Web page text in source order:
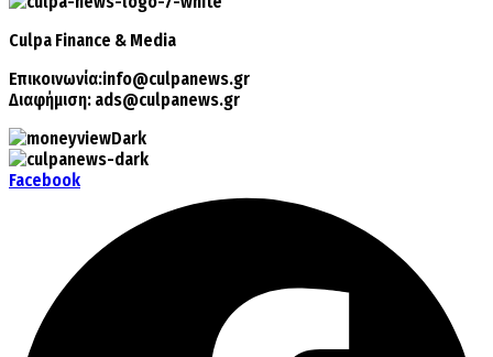
Culpa Finance & Media
Επικοινωνία:info@culpanews.gr
Διαφήμιση: ads@culpanews.gr
Facebook